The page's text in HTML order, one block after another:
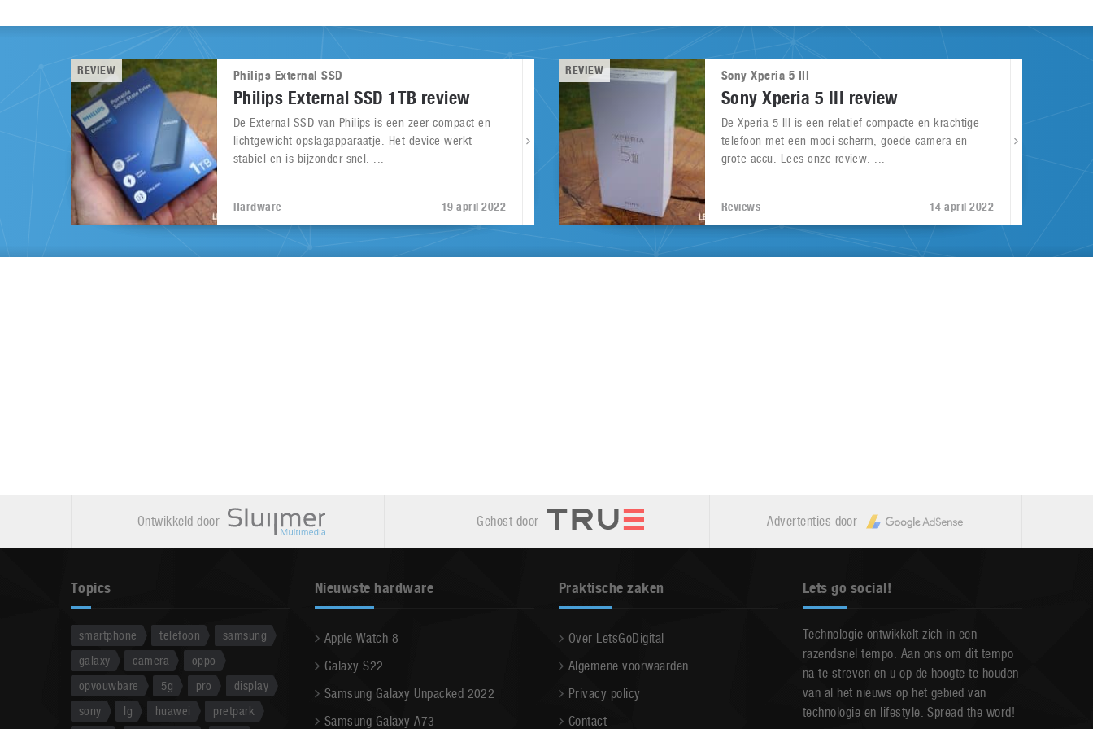
REVIEW Philips External SSD
Philips External SSD 1TB review
De External SSD van Philips is een zeer compact en
lichtgewicht opslagapparaatje. Het device werkt
stabiel en is bijzonder snel. ...
Hardware 19 april 2022
REVIEW Sony Xperia 5 III
Sony Xperia 5 III review
De Xperia 5 III is een relatief compacte en krachtige
telefoon met een mooi scherm, goede camera en
grote accu. Lees onze review. ...
Reviews 14 april 2022
Ontwikkeld door Gehost door Advertenties door
Topics
smartphone telefoon
samsung
galaxy
camera
oppo
opvouwbare
5g pro
display
sony
lg huawei pretpark
Nieuwste hardware
Apple Watch 8
Galaxy S22
Samsung Galaxy Unpacked 2022
Samsung Galaxy A73
Praktische zaken
Over LetsGoDigital
Algemene voorwaarden
Privacy policy
Contact
Lets go social!
Technologie ontwikkelt zich in een
razendsnel tempo. Aan ons om dit tempo
na te streven en u op de hoogte te houden
van al het nieuws op het gebied van
technologie en lifestyle. Spread the word!